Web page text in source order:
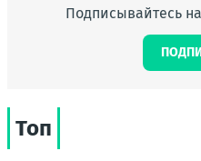
Подписывайтесь
Топ